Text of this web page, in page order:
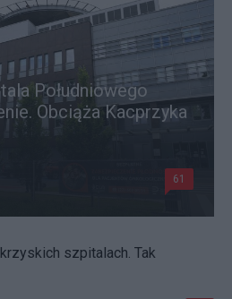
Południowego
Obciąża Kacprzyka
61
szpitalach. Tak